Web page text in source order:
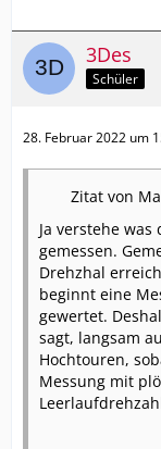
3Des
Schüler
28. Februar 2022 um
Zitat von
Ja verstehe
gemessen.
Drehzhal
beginnt eine
gewertet.
sagt, langsam
Hochtouren,
Messung mit